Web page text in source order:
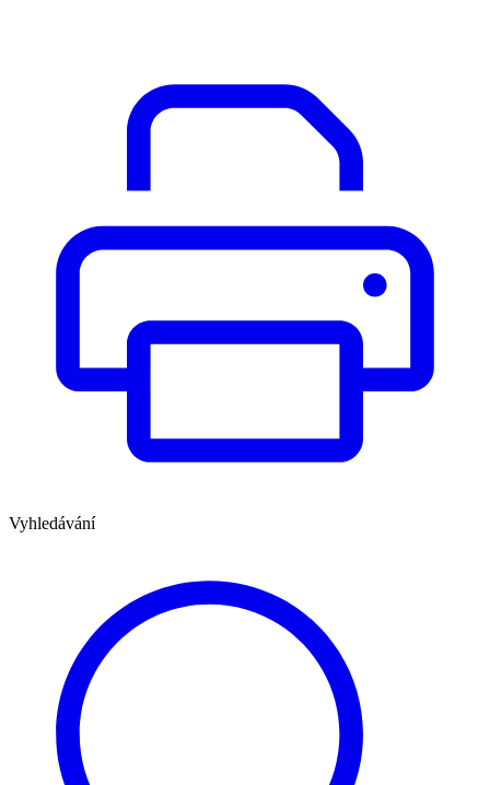
Vyhledávání